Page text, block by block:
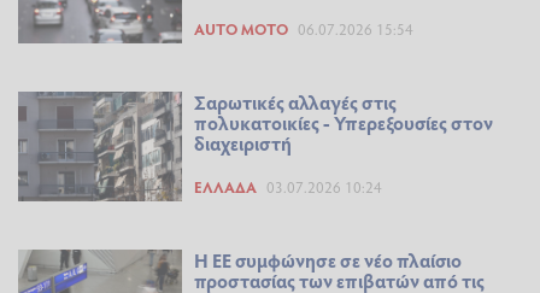
AUTO MOTO 06.07.2026 15:54
Σαρωτικές αλλαγές στις
πολυκατοικίες - Υπερεξουσίες στον
διαχειριστή
ΕΛΛΆΔΑ 03.07.2026 10:24
Η ΕΕ συμφώνησε σε νέο πλαίσιο
προστασίας των επιβατών από τις